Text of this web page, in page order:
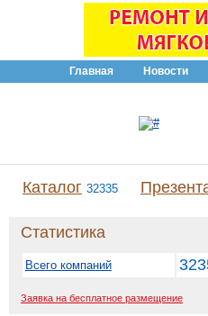
Главная Новости
Каталог 32335
Статистика
Всего компаний
Заявка на бесплатное размещение